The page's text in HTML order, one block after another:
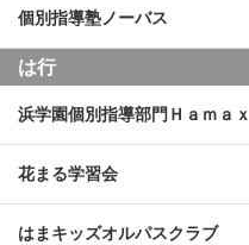
個別指導塾ノーバス
は行
浜学園個別指導部門Ｈａｍａｘ
花まる学習会
はまキッズオルパスクラブ